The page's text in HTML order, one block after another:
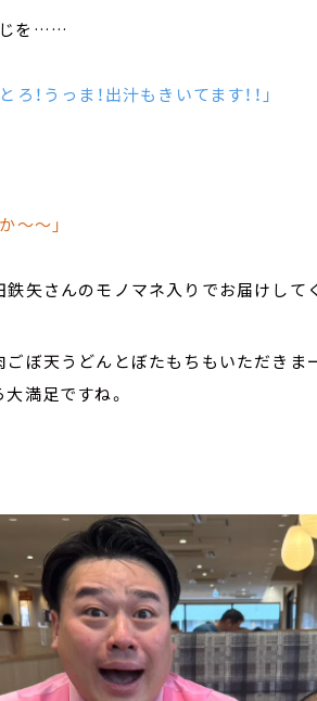
じを……
！うっま！出汁もきいてます！！」
～～」
鉄矢さんのモノマネ入りでお届けして
ごぼ天うどんとぼたもちもいただきま
満足ですね。